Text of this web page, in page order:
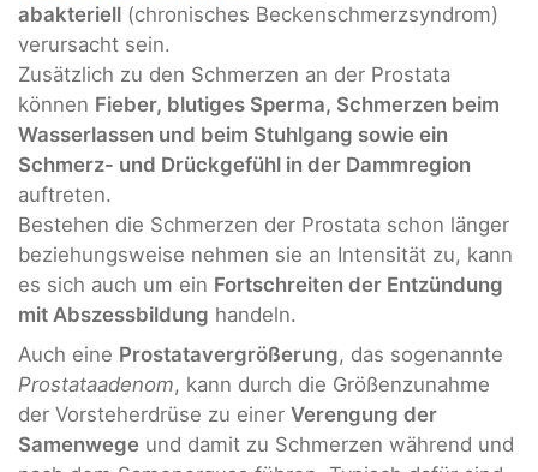
abakteriell (chronisches Beckenschmerzsyndrom)
verursacht sein.
Zusätzlich zu den Schmerzen an der Prostata
können Fieber, blutiges Sperma, Schmerzen beim
Wasserlassen und beim Stuhlgang sowie ein
Schmerz- und Drückgefühl in der Dammregion
auftreten.
Bestehen die Schmerzen der Prostata schon länger
beziehungsweise nehmen sie an Intensität zu, kann
es sich auch um ein Fortschreiten der Entzündung
mit Abszessbildung handeln.
Auch eine Prostatavergrößerung, das sogenannte
Prostataadenom, kann durch die Größenzunahme
der Vorsteherdrüse zu einer Verengung der
Samenwege und damit zu Schmerzen während und